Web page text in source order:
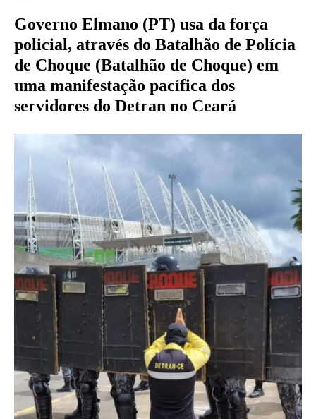
Governo Elmano (PT) usa da força
policial, através do Batalhão de Polícia
de Choque (Batalhão de Choque) em
uma manifestação pacífica dos
servidores do Detran no Ceará